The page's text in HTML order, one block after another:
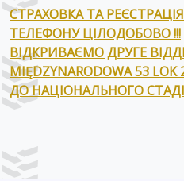
СТРАХОВКА ТА
ТЕЛЕФОНУ ЦІЛОДОБОВО !!!
ВІДКРИВАЄМО ДРУГЕ
MIĘDZYNARODOWA 53
ДО НАЦІОНАЛЬНОГО